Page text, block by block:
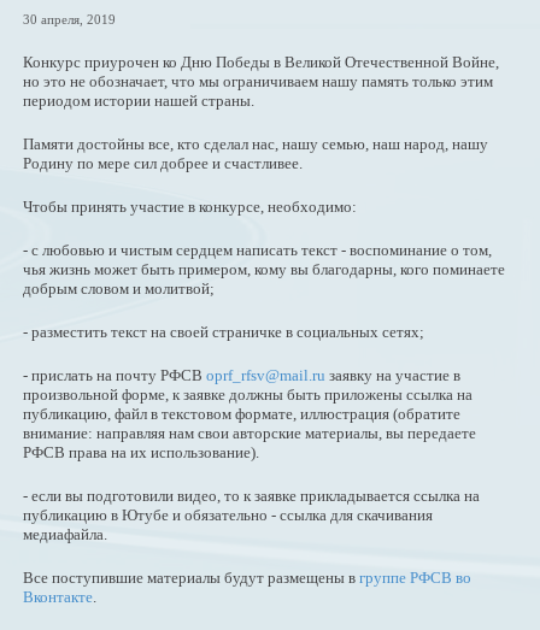
30 апреля, 2019
Конкурс приурочен ко Дню Победы в Великой Отечественной Войне,
но это не обозначает, что мы ограничиваем нашу память только этим
периодом истории нашей страны.
Памяти достойны все, кто сделал нас, нашу семью, наш народ, нашу
Родину по мере сил добрее и счастливее.
Чтобы принять участие в конкурсе, необходимо:
- с любовью и чистым сердцем написать текст - воспоминание о том,
чья жизнь может быть примером, кому вы благодарны, кого поминаете
добрым словом и молитвой;
- разместить текст на своей страничке в социальных сетях;
- прислать на почту РФСВ oprf_rfsv@mail.ru заявку на участие в
произвольной форме, к заявке должны быть приложены ссылка на
публикацию, файл в текстовом формате, иллюстрация (обратите
внимание: направляя нам свои авторские материалы, вы передаете
РФСВ права на их использование).
- если вы подготовили видео, то к заявке прикладывается ссылка на
публикацию в Ютубе и обязательно - ссылка для скачивания
медиафайла.
Все поступившие материалы будут размещены в группе РФСВ во
Вконтакте.